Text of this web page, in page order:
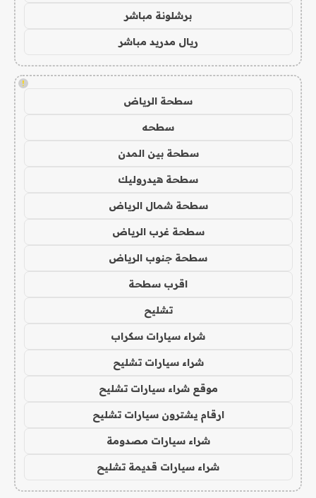
برشلونة مباشر
ريال مدريد مباشر
!
سطحة الرياض
سطحه
سطحة بين المدن
سطحة هيدروليك
سطحة شمال الرياض
سطحة غرب الرياض
سطحة جنوب الرياض
اقرب سطحة
تشليح
شراء سيارات سكراب
شراء سيارات تشليح
موقع شراء سيارات تشليح
ارقام يشترون سيارات تشليح
شراء سيارات مصدومة
شراء سيارات قديمة تشليح